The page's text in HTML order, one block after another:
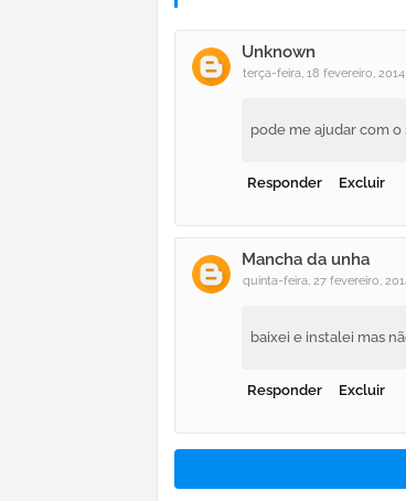
Unknown
terça-feira, 18 fevereiro, 2014
pode me ajudar com
Responder Excluir
Mancha da unha
quinta-feira, 27 fevereiro,
baixei e instalei mas
Responder Excluir